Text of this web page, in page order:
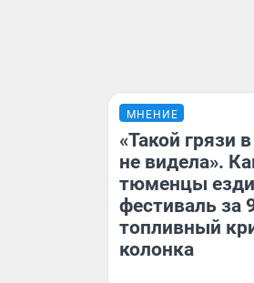
МНЕНИЕ
«Такой грязи
не видела».
тюменцы
фестиваль за
топливный
колонка